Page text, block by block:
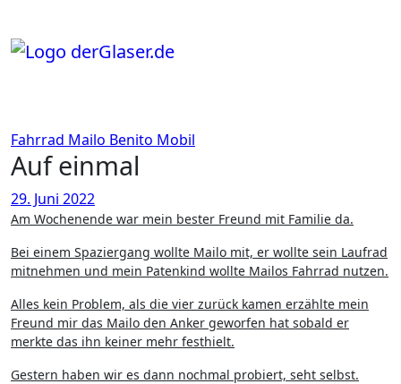
springen
Fahrrad Mailo Benito Mobil
Auf einmal
29. Juni 2022
Am Wochenende war mein bester Freund mit Familie da.
Bei einem Spaziergang wollte Mailo mit, er wollte sein Laufrad
mitnehmen und mein Patenkind wollte Mailos Fahrrad nutzen.
Alles kein Problem, als die vier zurück kamen erzählte mein
Freund mir das Mailo den Anker geworfen hat sobald er
merkte das ihn keiner mehr festhielt.
Gestern haben wir es dann nochmal probiert, seht selbst.